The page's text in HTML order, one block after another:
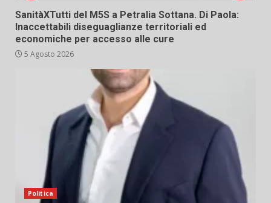
SanitàXTutti del M5S a Petralia Sottana. Di Paola:
Inaccettabili diseguaglianze territoriali ed
economiche per accesso alle cure
5 Agosto 2026
Politica